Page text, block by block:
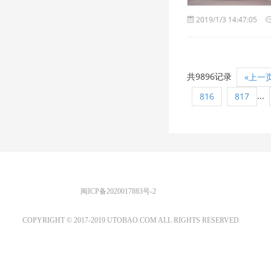
2019/1/3 14:47:05
共9896记录
«上一
816
817 ...
闽ICP备2020017883号-2
COPYRIGHT © 2017-2019 UTOBAO.COM ALL RIGHTS RESERVED.